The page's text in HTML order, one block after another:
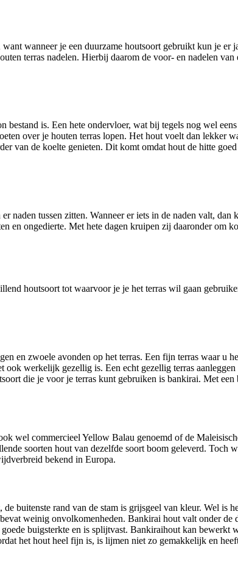
wanneer je een duurzame houtsoort gebruikt kun je er
terras nadelen. Hierbij daarom de voor- en nadelen van
is. Een hete ondervloer, wat bij tegels nog wel
over je houten terras lopen. Het hout voelt dan lekker
van de koelte genieten. Dit komt omdat hout de hitte goed
naden tussen zitten. Wanneer er iets in de naden valt,
en ongedierte. Met hete dagen kruipen zij daaronder om
houtsoort tot waarvoor je je het terras wil gaan
en zwoele avonden op het terras. Een fijn terras waar u
werkelijk gezellig is. Een echt gezellig terras
die je voor je terras kunt gebruiken is bankirai. Met
wel commercieel Yellow Balau genoemd of de
soorten hout van dezelfde soort boom geleverd. Toch
bekend in Europa.
buitenste rand van de stam is grijsgeel van kleur. Wel is
weinig onvolkomenheden. Bankirai hout valt onder de
buigsterkte en is splijtvast. Bankiraihout kan bewerkt
het hout heel fijn is, is lijmen niet zo gemakkelijk en